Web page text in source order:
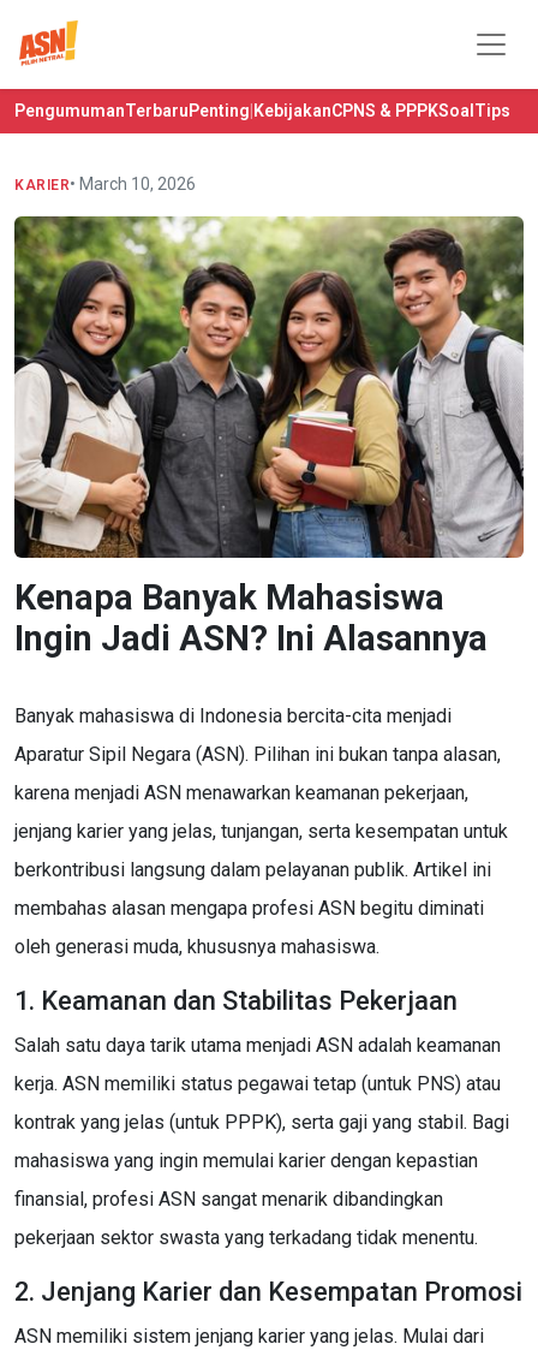
PengumumanTerbaruPenting KebijakanCPNS & PPPKSoal Tips
KARIER• March 10, 2026
Kenapa Banyak Mahasiswa
Ingin Jadi ASN? Ini Alasannya
Banyak mahasiswa di Indonesia bercita-cita menjadi
Aparatur Sipil Negara (ASN). Pilihan ini bukan tanpa alasan,
karena menjadi ASN menawarkan keamanan pekerjaan,
jenjang karier yang jelas, tunjangan, serta kesempatan untuk
berkontribusi langsung dalam pelayanan publik. Artikel ini
membahas alasan mengapa profesi ASN begitu diminati
oleh generasi muda, khususnya mahasiswa.
1. Keamanan dan Stabilitas Pekerjaan
Salah satu daya tarik utama menjadi ASN adalah keamanan
kerja. ASN memiliki status pegawai tetap (untuk PNS) atau
kontrak yang jelas (untuk PPPK), serta gaji yang stabil. Bagi
mahasiswa yang ingin memulai karier dengan kepastian
finansial, profesi ASN sangat menarik dibandingkan
pekerjaan sektor swasta yang terkadang tidak menentu.
2. Jenjang Karier dan Kesempatan Promosi
ASN memiliki sistem jenjang karier yang jelas. Mulai dari